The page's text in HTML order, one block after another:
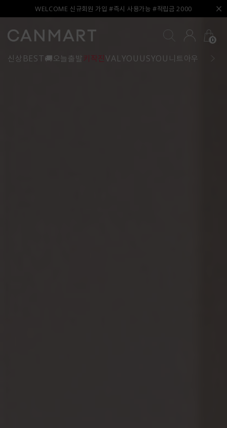
WELCOME 신규회원 가입 #즉시 사용가능 #적립금 2000
0
신상BEST🚚오늘출발키작진VALYOU USYOU 니트아우터 블